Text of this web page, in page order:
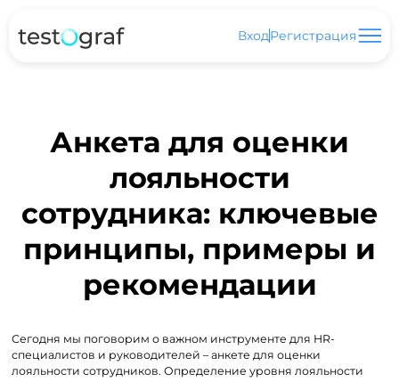
ВходРегистрация
Анкета для оценки
лояльности
сотрудника: ключевые
принципы, примеры и
рекомендации
Сегодня мы поговорим о важном инструменте для HR-
специалистов и руководителей – анкете для оценки
лояльности сотрудников. Определение уровня лояльности